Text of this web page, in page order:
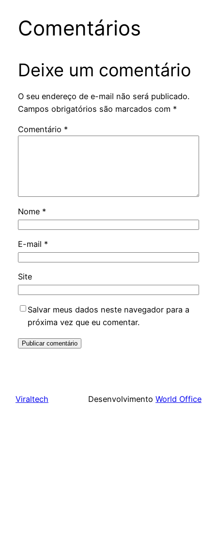
Comentários
Deixe um comentário
O seu endereço de e-mail não será publicado.
Campos obrigatórios são marcados com *
Comentário *
Nome *
E-mail *
Site
Salvar meus dados neste navegador para a
próxima vez que eu comentar.
Viraltech Desenvolvimento World Office